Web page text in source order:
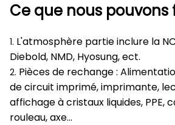
Ce que nous pouvons
1. L'atmosphère partie inclure la
Diebold, NMD, Hyosung, ect.
2. Pièces de rechange :
de circuit imprimé, imprimante,
affichage à cristaux liquides, PPE,
rouleau, axe…